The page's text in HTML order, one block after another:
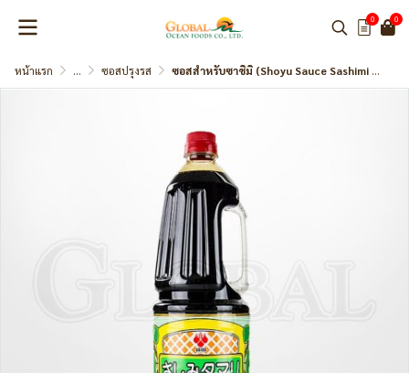
0 0
หน้าแรก ... ซอสปรุงรส ซอสสำหรับซาชิมิ (Shoyu Sauce Sashimi Tamari) แบรนด์ Morita